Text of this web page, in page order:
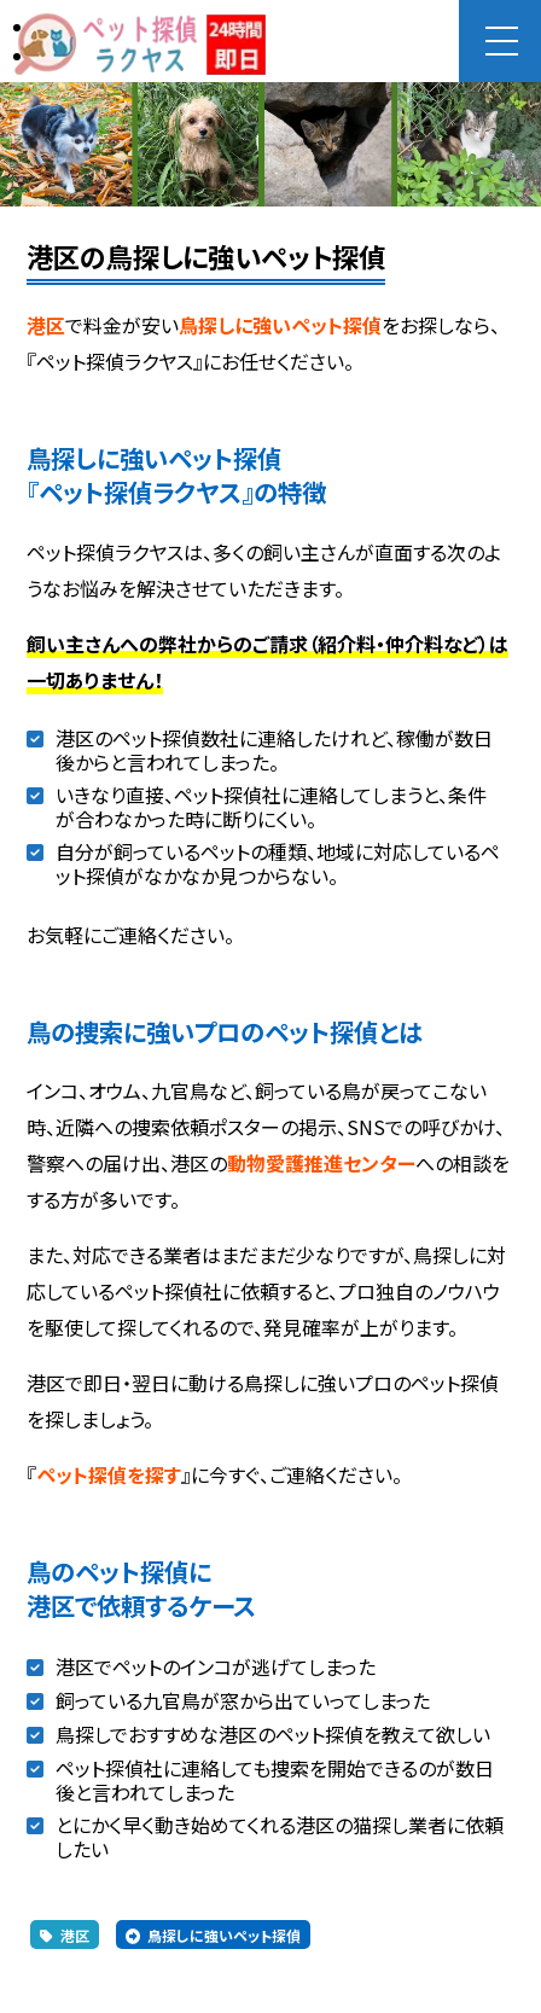
港区の鳥探しに強いペット探偵
港区で料金が安い鳥探しに強いペット探偵をお探しなら、
『ペット探偵ラクヤス』にお任せください。
鳥探しに強いペット探偵
『ペット探偵ラクヤス』の特徴
ペット探偵ラクヤスは、多くの飼い主さんが直面する次のよ
うなお悩みを解決させていただきます。
飼い主さんへの弊社からのご請求（紹介料・仲介料など）は
一切ありません！
港区のペット探偵数社に連絡したけれど、稼働が数日
後からと言われてしまった。
いきなり直接、ペット探偵社に連絡してしまうと、条件
が合わなかった時に断りにくい。
自分が飼っているペットの種類、地域に対応しているペ
ット探偵がなかなか見つからない。
お気軽にご連絡ください。
鳥の捜索に強いプロのペット探偵とは
インコ、オウム、九官鳥など、飼っている鳥が戻ってこない
時、近隣への捜索依頼ポスターの掲示、SNSでの呼びかけ、
警察への届け出、港区の動物愛護推進センターへの相談を
する方が多いです。
また、対応できる業者はまだまだ少なりですが、鳥探しに対
応しているペット探偵社に依頼すると、プロ独自のノウハウ
を駆使して探してくれるので、発見確率が上がります。
港区で即日・翌日に動ける鳥探しに強いプロのペット探偵
を探しましょう。
『ペット探偵を探す』に今すぐ、ご連絡ください。
鳥のペット探偵に
港区で依頼するケース
港区でペットのインコが逃げてしまった
飼っている九官鳥が窓から出ていってしまった
鳥探しでおすすめな港区のペット探偵を教えて欲しい
ペット探偵社に連絡しても捜索を開始できるのが数日
後と言われてしまった
とにかく早く動き始めてくれる港区の猫探し業者に依頼
したい
港区 鳥探しに強いペット探偵